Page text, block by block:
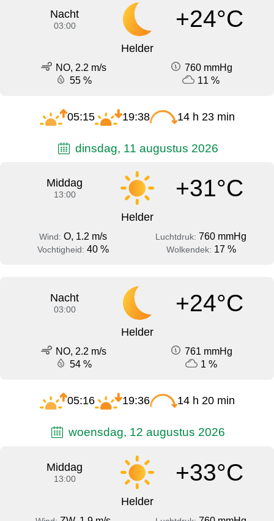
Nacht
03:00 +24°C
Helder
NO, 2.2 m/s
760 mmHg
55 %
11 %
05:15 19:38 14 h 23 min
dinsdag, 11 augustus 2026
Middag
13:00 +31°C
Helder
Wind: O, 1.2 m/s Luchtdruk: 760 mmHg
Vochtigheid: 40 % Wolkendek: 17 %
Nacht
03:00 +24°C
Helder
NO, 2.2 m/s
761 mmHg
54 %
1 %
05:16 19:36 14 h 20 min
woensdag, 12 augustus 2026
Middag
13:00 +33°C
Helder